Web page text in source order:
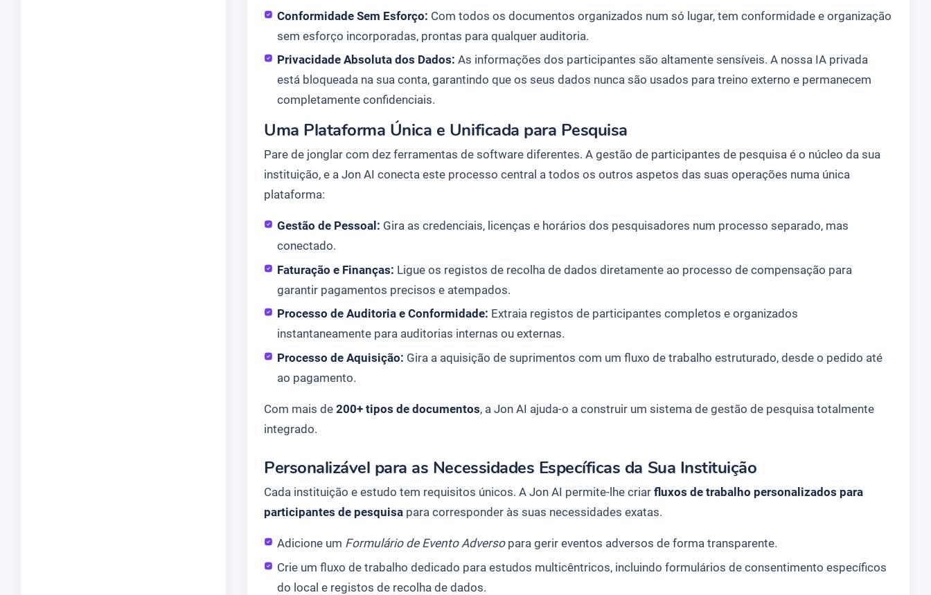
Conformidade Sem Esforço: Com todos os documentos organizados num só lugar, tem conformidade e organização
sem esforço incorporadas, prontas para qualquer auditoria.
Privacidade Absoluta dos Dados: As informações dos participantes são altamente sensíveis. A nossa IA privada
está bloqueada na sua conta, garantindo que os seus dados nunca são usados para treino externo e permanecem
completamente confidenciais.
Uma Plataforma Única e Unificada para Pesquisa
Pare de jonglar com dez ferramentas de software diferentes. A gestão de participantes de pesquisa é o núcleo da sua
instituição, e a Jon AI conecta este processo central a todos os outros aspetos das suas operações numa única
plataforma:
Gestão de Pessoal: Gira as credenciais, licenças e horários dos pesquisadores num processo separado, mas
conectado.
Faturação e Finanças: Ligue os registos de recolha de dados diretamente ao processo de compensação para
garantir pagamentos precisos e atempados.
Processo de Auditoria e Conformidade: Extraia registos de participantes completos e organizados
instantaneamente para auditorias internas ou externas.
Processo de Aquisição: Gira a aquisição de suprimentos com um fluxo de trabalho estruturado, desde o pedido até
ao pagamento.
Com mais de 200+ tipos de documentos, a Jon AI ajuda-o a construir um sistema de gestão de pesquisa totalmente
integrado.
Personalizável para as Necessidades Específicas da Sua Instituição
Cada instituição e estudo tem requisitos únicos. A Jon AI permite-lhe criar fluxos de trabalho personalizados para
participantes de pesquisa para corresponder às suas necessidades exatas.
Adicione um Formulário de Evento Adversopara gerir eventos adversos de forma transparente.
Crie um fluxo de trabalho dedicado para estudos multicêntricos, incluindo formulários de consentimento específicos
do local e registos de recolha de dados.